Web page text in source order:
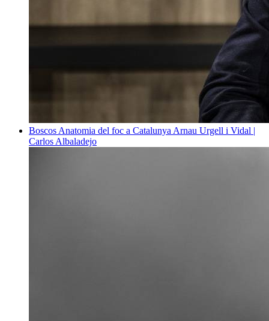
Boscos Anatomia del foc a Catalunya Arnau Urgell i Vidal |
Carlos Albaladejo